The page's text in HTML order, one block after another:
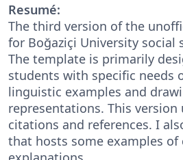
Resumé:
The third version of the
for Boğaziçi University social
The template is primarily
students with specific needs
linguistic examples and
representations. This
citations and references. I
that hosts some examples